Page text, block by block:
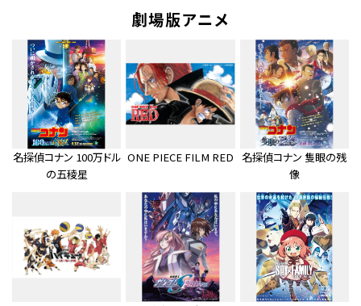
劇場版アニメ
名探偵コナン 100万ドル
の五稜星
ONE PIECE FILM RED 名探偵コナン 隻眼の残
像